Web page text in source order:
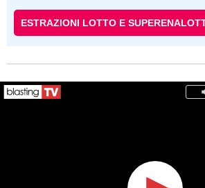
ESTRAZIONI LOTTO E